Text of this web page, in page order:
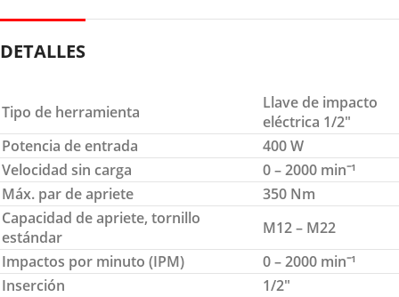
DETALLES
Tipo de herramienta
Llave de impacto
eléctrica 1/2″
Potencia de entrada
400 W
Velocidad sin carga
0 – 2000 min⁻¹
Máx. par de apriete
350 Nm
Capacidad de apriete, tornillo
estándar
M12 – M22
Impactos por minuto (IPM)
0 – 2000 min⁻¹
Inserción
1/2″